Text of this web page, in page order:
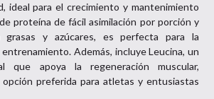
ideal para el crecimiento y mantenimiento
proteína de fácil asimilación por porción y
grasas y azúcares, es perfecta para la
Además, incluye Leucina, un
que apoya la regeneración muscular,
preferida para atletas y entusiastas